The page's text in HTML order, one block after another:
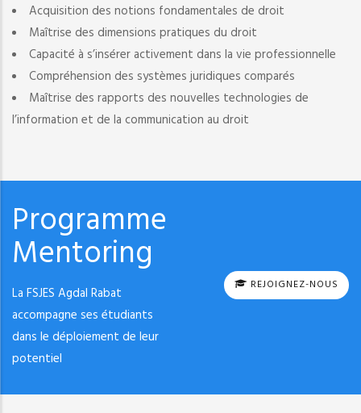
Acquisition des notions fondamentales de droit
Maîtrise des dimensions pratiques du droit
Capacité à s’insérer activement dans la vie professionnelle
Compréhension des systèmes juridiques comparés
Maîtrise des rapports des nouvelles technologies de
l’information et de la communication au droit
Programme
Mentoring
La FSJES Agdal Rabat
accompagne ses étudiants
dans le déploiement de leur
potentiel
REJOIGNEZ-NOUS